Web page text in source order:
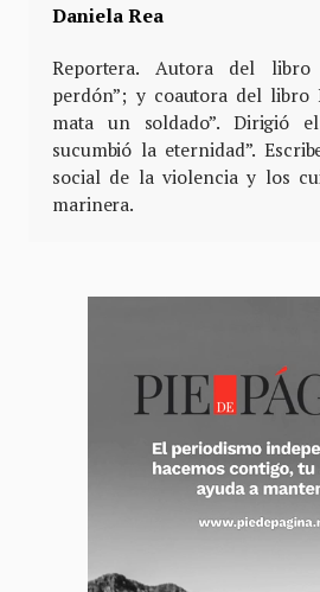
Daniela Rea
Reportera. Autora del
perdón”; y coautora del libro
mata un soldado”. Dirigió
sucumbió la eternidad”.
social de la violencia y los
marinera.